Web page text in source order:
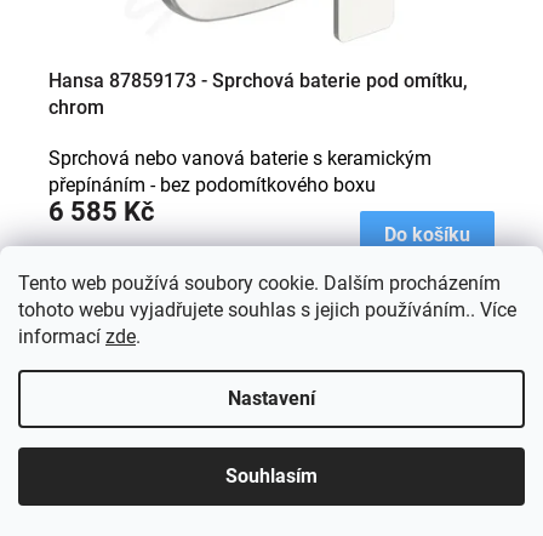
Tento web používá soubory cookie. Dalším procházením
tohoto webu vyjadřujete souhlas s jejich používáním.. Více
informací zde.
Nastavení
Souhlasím
Hansa 87859173 - Sprchová baterie pod omítku,
chrom
6 585 Kč
Do košíku
Sprchová nebo vanová baterie s keramickým
přepínáním - bez podomítkového boxu
Kód:87859073